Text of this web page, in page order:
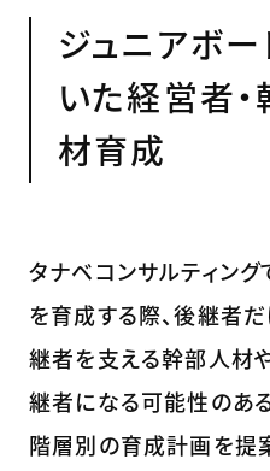
ジュニアボー
いた経営者
材育成
タナベコンサルティング
を育成する際、後継者だ
継者を支える幹部人材
継者になる可能性のあ
階層別の育成計画を提